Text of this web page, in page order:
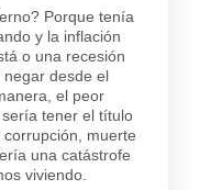
Porque tenía
y la inflación
o una recesión
desde el
el peor
tener el título
muerte
una catástrofe
viviendo.